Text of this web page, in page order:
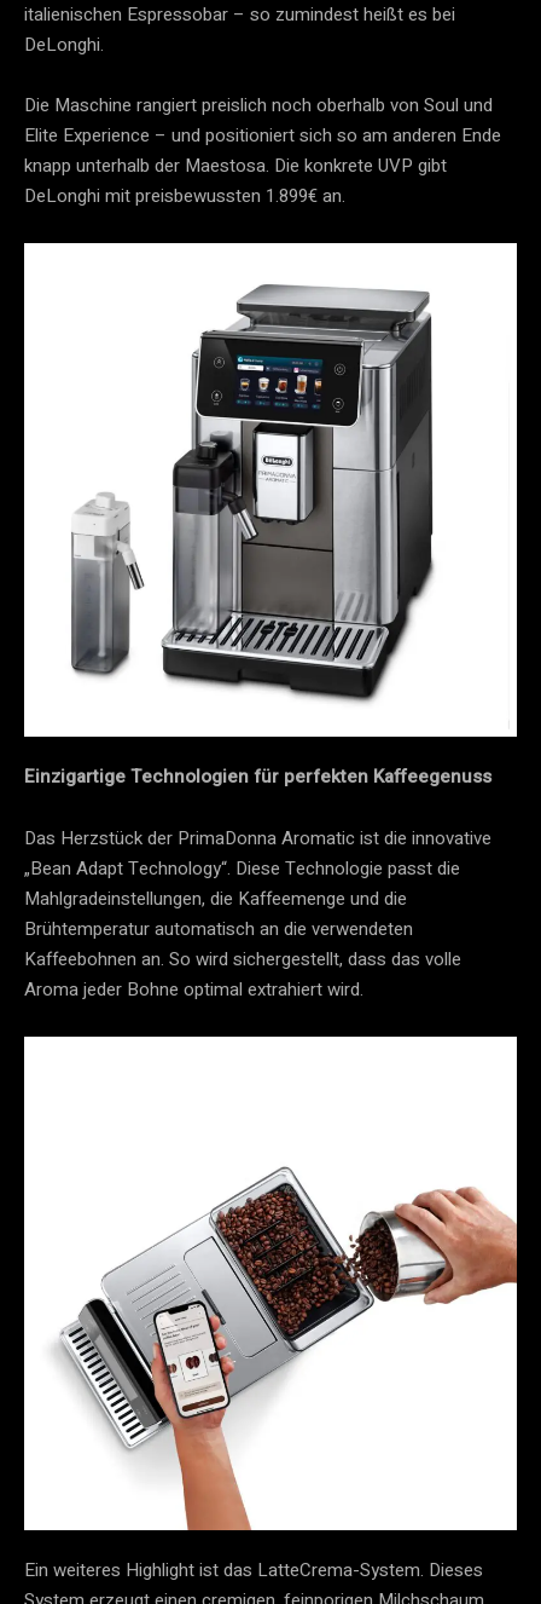
italienischen Espressobar – so zumindest heißt es bei
DeLonghi.
Die Maschine rangiert preislich noch oberhalb von Soul und
Elite Experience – und positioniert sich so am anderen Ende
knapp unterhalb der Maestosa. Die konkrete UVP gibt
DeLonghi mit preisbewussten 1.899€ an.
Einzigartige Technologien für perfekten Kaffeegenuss
Das Herzstück der PrimaDonna Aromatic ist die innovative
„Bean Adapt Technology“. Diese Technologie passt die
Mahlgradeinstellungen, die Kaffeemenge und die
Brühtemperatur automatisch an die verwendeten
Kaffeebohnen an. So wird sichergestellt, dass das volle
Aroma jeder Bohne optimal extrahiert wird.
Ein weiteres Highlight ist das LatteCrema-System. Dieses